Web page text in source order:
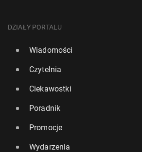
Ślina ćmy uratuje świat od pla­sti­ku?
DZIAŁY PORTALU
Wiadomości
Czytelnia
Ciekawostki
Poradnik
Promocje
Wydarzenia